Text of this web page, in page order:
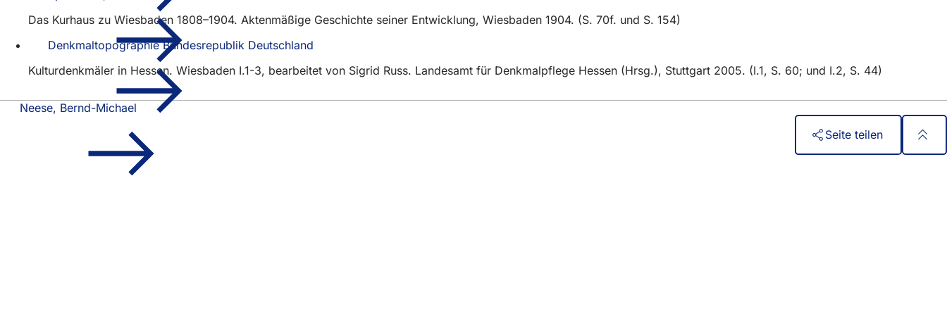
Das Kurhaus zu Wiesbaden 1808–1904. Aktenmäßige Geschichte seiner Entwicklung, Wiesbaden 1904. (S. 70f. und S. 154)
Denkmaltopographie Bundesrepublik Deutschland
Kulturdenkmäler in Hessen. Wiesbaden I.1-3, bearbeitet von Sigrid Russ. Landesamt für Denkmalpflege Hessen (Hrsg.), Stuttgart 2005. (I.1, S. 60; und I.2, S. 44)
Neese, Bernd-Michael
Seite teilen